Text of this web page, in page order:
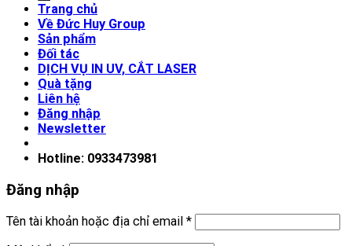
Trang chủ
Về Đức Huy Group
Sản phẩm
Đối tác
DỊCH VỤ IN UV, CẮT LASER
Quà tặng
Liên hệ
Đăng nhập
Newsletter
Hotline: 0933473981
Đăng nhập
Tên tài khoản hoặc địa chỉ email *